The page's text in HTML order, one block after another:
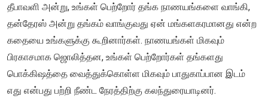
தீபாவளி அன்று, உங்கள் பெற்றோர் தங்க நாணயங்களை வாங்கி,
தன்தேரஸ் அன்று தங்கம் வாங்குவது ஏன் மங்களகரமானது என்ற
கதையை உங்களுக்கு கூறினார்கள். நாணயங்கள் மிகவும்
பிரகாசமாக ஜொலித்தன, உங்கள் பெற்றோர்கள் தங்களது
பொக்கிஷத்தை வைத்துக்கொள்ள மிகவும் பாதுகாப்பான இடம்
எது என்பது பற்றி நீண்ட நேரத்திற்கு கலந்துரையாடினர்.